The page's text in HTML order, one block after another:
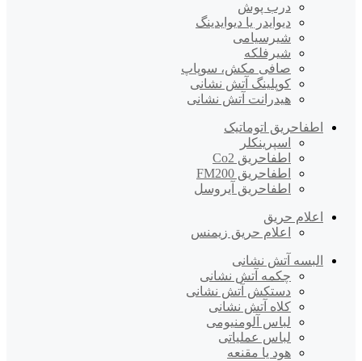
درب پوش
دیوایدر یا دیوایدینگ
شیرسیامی
شیرفلکه
صافی مکش، سوپاپ
کوپلینگ آتش نشانی
هیدرانت آتش نشانی
اطفاحریق اتوماتیک
اسپرینکلر
اطفاحریق Co2
اطفاحریق FM200
اطفاحریق آیروسل
اعلام حریق
اعلام حریق زیمنس
البسه آتش نشانی
چکمه آتش نشانی
دستکش آتش نشانی
کلاه آتش نشانی
لباس آلومنیومی
لباس عملیاتی
هود یا مقنعه